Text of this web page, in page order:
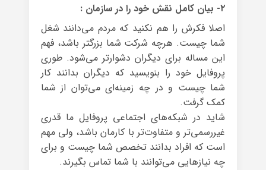
۲- بیان کامل نقش خود را در سازمان :
اصلا فکرش را هم نکنید که مردم می‌دانند شغل
شما چیست. هرچه شرکت شما بزرگتر باشد، فهم
این مساله برای دیگران دشوارتر می‌شود. طوری
پروفایل خود را بنویسید که دیگران بدانند کار
شما چیست و در چه زمینه‌ای می‌توان از شما
کمک گرفت.
شاید در شبکه‌های اجتماعی پروفایل ما قدری
غیررسمی‌تر و متفاوت‌تر با کارمان باشد، ولی مهم
است که افراد بدانند تخصص شما چیست و برای
چه نیازهایی می‌توانند با شما تماس بگیرند.